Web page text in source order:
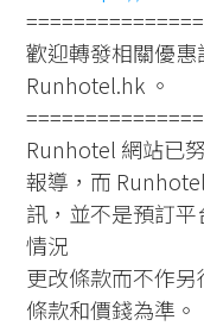
歡迎轉發相關優
Runhotel.hk 。
Runhotel 網站已
報導，而
訊，並不是預訂
情況
更改條款而不作
條款和價錢為準。